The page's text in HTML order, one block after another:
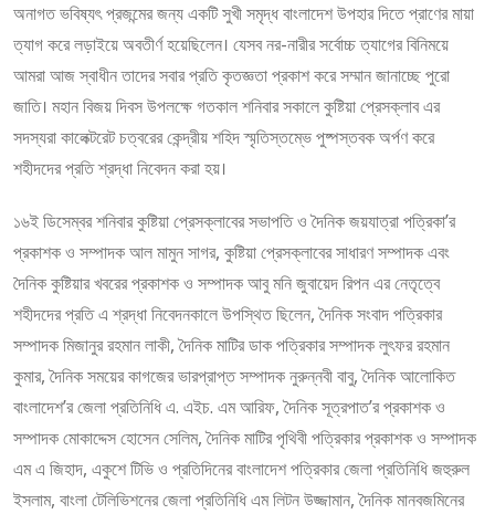
অনাগত ভবিষ্যৎ প্রজন্মের জন্য একটি সুখী সমৃদ্ধ বাংলাদেশ উপহার দিতে প্রাণের মায়া
ত্যাগ করে লড়াইয়ে অবতীর্ণ হয়েছিলেন। যেসব নর-নারীর সর্বোচ্চ ত্যাগের বিনিময়ে
আমরা আজ স্বাধীন তাদের সবার প্রতি কৃতজ্ঞতা প্রকাশ করে সম্মান জানাচ্ছে পুরো
জাতি। মহান বিজয় দিবস উপলক্ষে গতকাল শনিবার সকালে কুষ্টিয়া প্রেসক্লাব এর
সদস্যরা কালেক্টরেট চত্বরের কেন্দ্রীয় শহিদ স্মৃতিস্তম্ভে পুষ্পস্তবক অর্পণ করে
শহীদদের প্রতি শ্রদ্ধা নিবেদন করা হয়।
১৬ই ডিসেম্বর শনিবার কুষ্টিয়া প্রেসক্লাবের সভাপতি ও দৈনিক জয়যাত্রা পত্রিকা’র
প্রকাশক ও সম্পাদক আল মামুন সাগর, কুষ্টিয়া প্রেসক্লাবের সাধারণ সম্পাদক এবং
দৈনিক কুষ্টিয়ার খবরের প্রকাশক ও সম্পাদক আবু মনি জুবায়েদ রিপন এর নেতৃত্বে
শহীদদের প্রতি এ শ্রদ্ধা নিবেদনকালে উপস্থিত ছিলেন, দৈনিক সংবাদ পত্রিকার
সম্পাদক মিজানুর রহমান লাকী, দৈনিক মাটির ডাক পত্রিকার সম্পাদক লুৎফর রহমান
কুমার, দৈনিক সময়ের কাগজের ভারপ্রাপ্ত সম্পাদক নুরুন্নবী বাবু, দৈনিক আলোকিত
বাংলাদেশ’র জেলা প্রতিনিধি এ. এইচ. এম আরিফ, দৈনিক সূত্রপাত’র প্রকাশক ও
সম্পাদক মোকাদ্দেস হোসেন সেলিম, দৈনিক মাটির পৃথিবী পত্রিকার প্রকাশক ও সম্পাদক
এম এ জিহাদ, একুশে টিভি ও প্রতিদিনের বাংলাদেশ পত্রিকার জেলা প্রতিনিধি জহুরুল
ইসলাম, বাংলা টেলিভিশনের জেলা প্রতিনিধি এম লিটন উজ্জামান, দৈনিক মানবজমিনের